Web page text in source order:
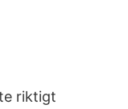
riktigt